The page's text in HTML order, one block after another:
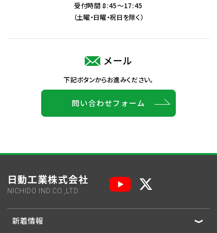
受付時間 8:45～17:45
（土曜・日曜・祝日を除く）
メール
下記ボタンからお進みください。
問い合わせフォーム
日動工業株式会社
NICHIDO IND.CO.,LTD.
新着情報